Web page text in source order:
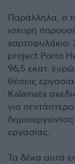
Παράλληλα, ο
ισχυρή
χαρτοφυλάκιο.
project Porto
96,5 εκατ.
θέσεις
Kalamata
για πεντάστερο
δημιουργώντας
εργασίας.
Τα δέκα αυτά